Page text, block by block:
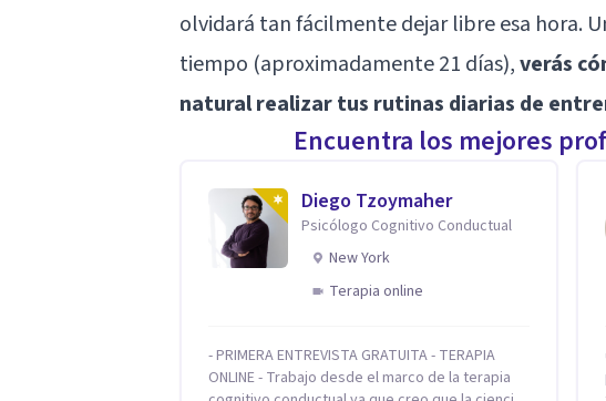
olvidará tan fácilmente dejar libre esa hora.
tiempo (aproximadamente 21 días),verás
natural realizar tus rutinas diarias de
Encuentra los mejores
Diego Tzoymaher
Psicólogo Cognitivo Conductual
New York
Terapia online
- PRIMERA ENTREVISTA GRATUITA - TERAPIA
ONLINE - Trabajo desde el marco de la terapia